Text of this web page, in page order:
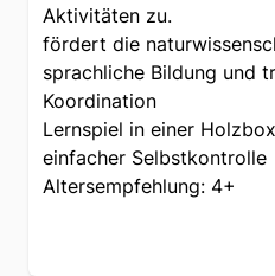
Aktivitäten zu.
fördert die
sprachliche Bildung und
Koordination
Lernspiel in einer
einfacher Selbstkontrolle
Altersempfehlung: 4+